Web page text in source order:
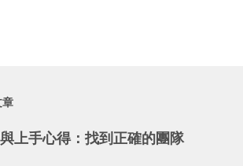
章
上手心得：找到正確的團隊